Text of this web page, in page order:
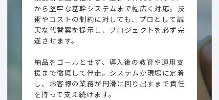
から堅牢な基幹システムまで幅広く対応。技
術やコストの制約に対しても、プロとして誠
実な代替案を提示し、プロジェクトを必ず完
遂させます。
納品をゴールとせず、導入後の教育や運用支
援まで徹底して伴走。システムが現場に定着
し、お客様の業務が円滑に回り出すまで責任
を持って支え続けます。